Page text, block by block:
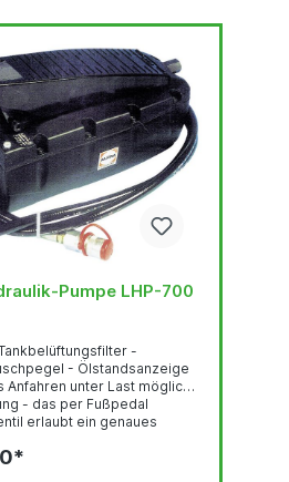
Pumpe LHP-700
-
- Ölstandsanzeige
Anfahren unter Last möglich -
- das per Fußpedal
erlaubt ein genaues
Daten max.